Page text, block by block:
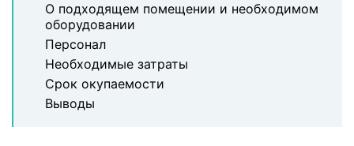
О подходящем помещении и необходимом
оборудовании
Персонал
Необходимые затраты
Срок окупаемости
Выводы